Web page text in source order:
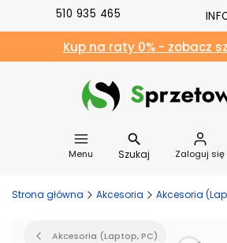
510 935 465
Kup na raty 0% - zobacz
Menu Szukaj Zaloguj się
Strona główna Akcesoria Akcesoria
Akcesoria (Laptop, PC)